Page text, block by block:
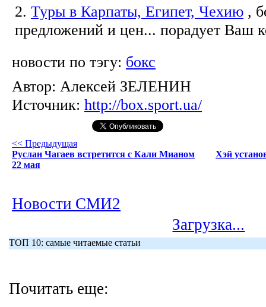
2. Туры в Карпаты, Египет, Чехию ,
предложений и цен... порадует Ваш
новости по тэгу: бокс
Автор: Алексей ЗЕЛЕНИН
Источник: http://box.sport.ua/
<< Предыдущая
Руслан Чагаев встретится с Кали Мианом
22 мая
Хэй
Новости СМИ2
Загрузка...
ТОП 10: самые читаемые статьи
Почитать еще: